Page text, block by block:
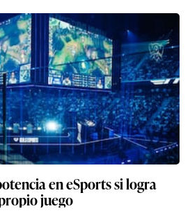
en eSports si logra
juego